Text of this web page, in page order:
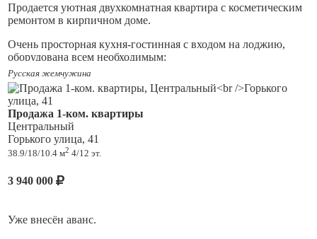
Продается уютная двухкомнатная квартира с косметическим
ремонтом в кирпичном доме.
Очень просторная кухня-гостинная с входом на лоджию,
оборудована всем необходимым:
встроенный холодильник, стиральная машина, плита с
духовкой, вытяжка, отдельный кран для питьевой воды с
системой фильтрации.
Металлические рольставни, кондиционер. Отдельная
изолированная комната. Просторный совмещённый санузел.
Фасады кухни выполнены из массива дерева (зарубежная
Один взрослый собственник!
Русская жемчужина
Продажа 1-ком. квартиры
Центральный
Горького улица, 41
38.9/18/10.4 м2 4/12 эт.
3 940 000
Уже внесён аванс.